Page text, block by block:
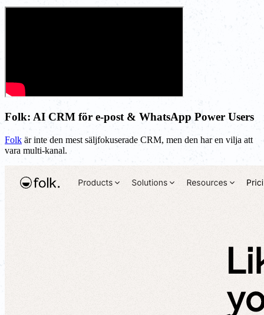
Folk: AI CRM för e-post & WhatsApp Power Users
Folk är inte den mest säljfokuserade CRM, men den har en vilja att
vara multi-kanal.